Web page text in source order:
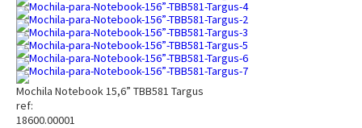
Mochila Notebook 15,6” TBB581 Targus
ref:
18600.00001